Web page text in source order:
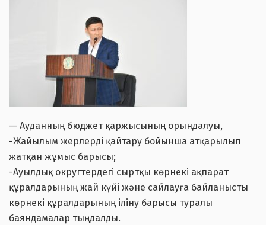
— Ауданның бюджет қаржысының орындалуы,
-Жайылым жерлерді қайтару бойынша атқарылып
жатқан жұмыс барысы;
-Ауылдық округтердегі сыртқы көрнекі ақпарат
құралдарының жай күйі және сайлауға байланысты
көрнекі құралдарының іліну барысы туралы
баяндамалар тыңдалды.